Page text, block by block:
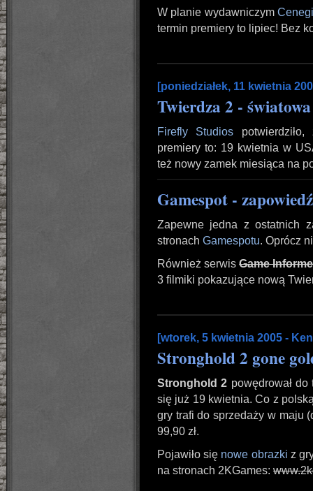
W planie wydawniczym Cenegi
termin premiery to lipiec! Bez
[poniedziałek, 11 kwietnia
Twierdza 2 -
Firefly Studios
premiery to: 19 kwietnia w
też nowy zamek miesiąca na
Gamespot - zapowiedź
Zapewne jedna z ostatnich
stronach Gamespotu. Oprócz
Również serwisGame
3 filmiki pokazujące nową
[wtorek, 5 kwietnia 2005 -
Stronghold 2 gone
Stronghold 2 powędrował
się już 19 kwietnia. Co z
gry trafi do sprzedaży w maju
99,90 zł.
Pojawiło się nowe obrazki z
na stronach 2KGames: